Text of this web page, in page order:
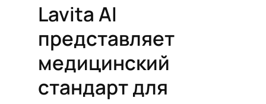
Lavita AI
представляет
медицинский
стандарт для